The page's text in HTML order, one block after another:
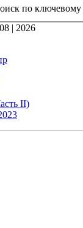
по ключевому
| 2026
II)